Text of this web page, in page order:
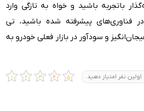
باتجربه باشید و خواه به تازگی وارد
در فناوری‌های پیشرفته شده‌ باشید، تی
و سودآور در بازار فعلی خودرو به
اولین نفر امتیاز دهید